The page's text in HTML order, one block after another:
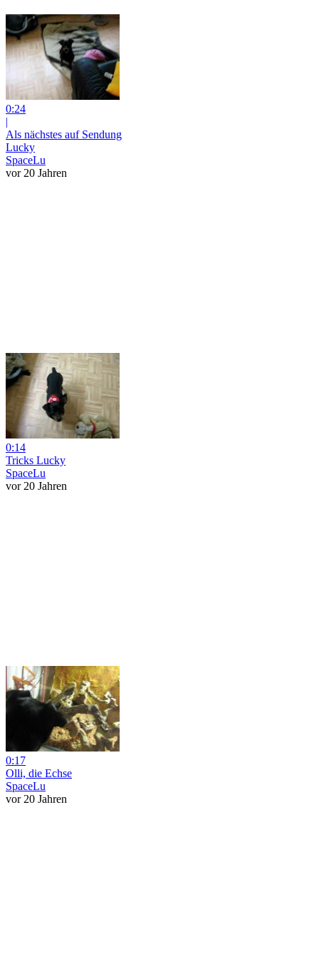
0:24
|
Als nächstes auf Sendung
Lucky
SpaceLu
vor 20 Jahren
0:14
Tricks Lucky
SpaceLu
vor 20 Jahren
0:17
Olli, die Echse
SpaceLu
vor 20 Jahren